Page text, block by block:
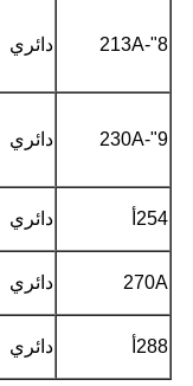
8"-213A دائري
9"-230A دائري
254أ دائري
270A دائري
288أ دائري